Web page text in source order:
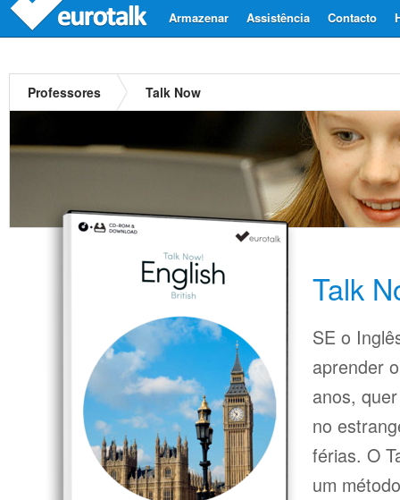
Contacto
Assistência
Armazenar
Professores Talk Now
Talk
SE o
aprender
anos,
no
férias. O
um